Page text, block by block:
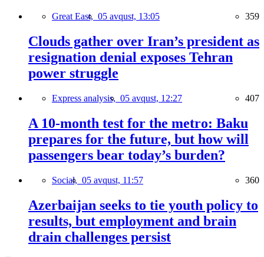
Great East, 05 avqust, 13:05 359
Clouds gather over Iran’s president as
resignation denial exposes Tehran
power struggle
Express analysis, 05 avqust, 12:27 407
A 10-month test for the metro: Baku
prepares for the future, but how will
passengers bear today’s burden?
Social, 05 avqust, 11:57 360
Azerbaijan seeks to tie youth policy to
results, but employment and brain
drain challenges persist